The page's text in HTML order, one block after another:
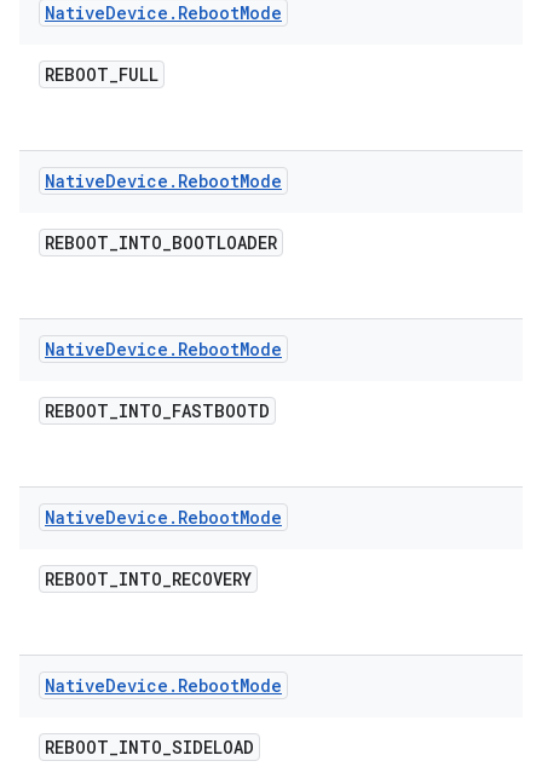
NativeDevice . RebootMode
REBOOT_FULL
NativeDevice . RebootMode
REBOOT_INTO_BOOTLOADER
NativeDevice . RebootMode
REBOOT_INTO_FASTBOOTD
NativeDevice . RebootMode
REBOOT_INTO_RECOVERY
NativeDevice . RebootMode
REBOOT_INTO_SIDELOAD